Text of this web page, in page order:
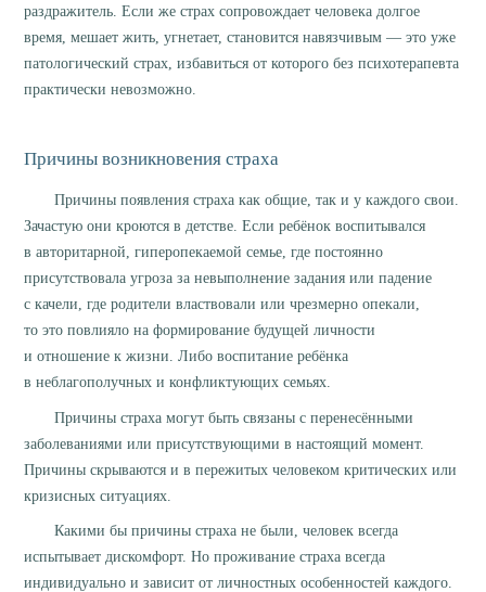
раздражитель. Если же страх сопровождает человека долгое
время, мешает жить, угнетает, становится навязчивым — это уже
патологический страх, избавиться от которого без психотерапевта
практически невозможно.
Причины возникновения страха
Причины появления страха как общие, так и у каждого свои.
Зачастую они кроются в детстве. Если ребёнок воспитывался
в авторитарной, гиперопекаемой семье, где постоянно
присутствовала угроза за невыполнение задания или падение
с качели, где родители властвовали или чрезмерно опекали,
то это повлияло на формирование будущей личности
и отношение к жизни. Либо воспитание ребёнка
в неблагополучных и конфликтующих семьях.
Причины страха могут быть связаны с перенесёнными
заболеваниями или присутствующими в настоящий момент.
Причины скрываются и в пережитых человеком критических или
кризисных ситуациях.
Какими бы причины страха не были, человек всегда
испытывает дискомфорт. Но проживание страха всегда
индивидуально и зависит от личностных особенностей каждого.